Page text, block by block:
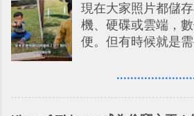
戶 。 2017/3 新增
改造 Slack 討論串
程看板
規劃自助旅行路線！
圖」在規劃自助旅
多問題： 國外地點
稱。 在規劃路線之
現在大家照片都儲
機、硬碟或雲端，
便。但有時候就是
要製作家庭相框 用